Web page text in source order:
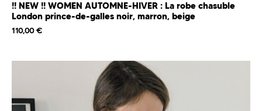
!! NEW !! WOMEN AUTOMNE-HIVER : La robe chasuble
London prince-de-galles noir, marron, beige
110,00€